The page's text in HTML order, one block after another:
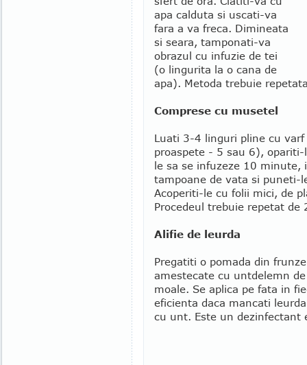
apa calduta si uscati-va
fara a va freca. Dimineata
si seara, tamponati-va
obrazul cu infuzie de tei
(o lingurita la o cana de
apa). Metoda trebuie
Comprese cu musetel
Luati 3-4 linguri pline cu
proaspete - 5 sau 6),
le sa se infuzeze 10
tampoane de vata si puneti-
Acoperiti-le cu folii mici, de
Procedeul trebuie repetat de
Alifie de leurda
Pregatiti o pomada din
amestecate cu untdelemn
moale. Se aplica pe fata in
eficienta daca mancati
cu unt. Este un dezinfectant